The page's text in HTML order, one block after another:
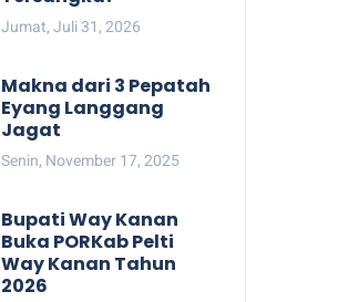
Jumat, Juli 31, 2026
Makna dari 3 Pepatah
Eyang Langgang
Jagat
Senin, November 17, 2025
Bupati Way Kanan
Buka PORKab Pelti
Way Kanan Tahun
2026